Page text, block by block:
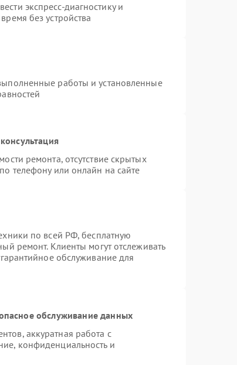
экспресс-диагностику и
без устройства
работы и установленные
ремонта, отсутствие скрытых
телефону или онлайн на сайте
по всей РФ, бесплатную
ремонт. Клиенты могут отслеживать
обслуживание для
обслуживание данных
аккуратная работа с
конфиденциальность и